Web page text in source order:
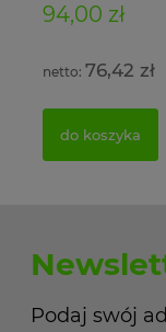
94,00 zł
76,42 zł
do koszyka
Podaj swój